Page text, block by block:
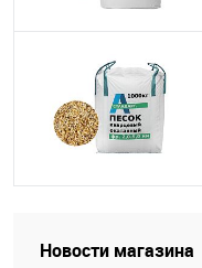
Новости магазина